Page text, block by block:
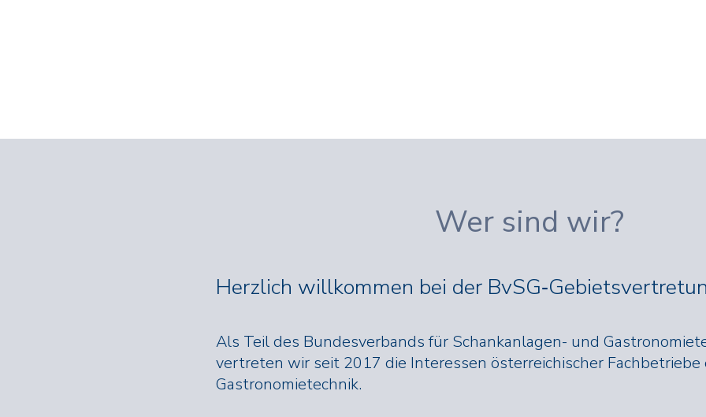
Wer sind wir?
Herzlich willkommen bei der
Als Teil des Bundesverbands für Schankanlagen- und
vertreten wir seit 2017 die Interessen österreichischer Fachbetriebe
Gastronomietechnik.